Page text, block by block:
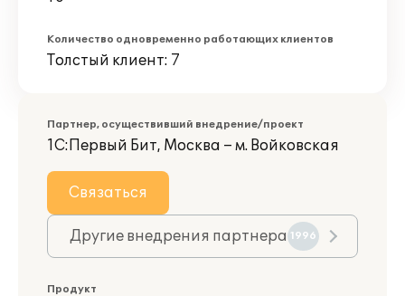
Количество одновременно работающих клиентов
Толстый клиент: 7
Партнер, осуществивший внедрение/проект
1С:Первый Бит, Москва – м. Войковская
Связаться
Другие внедрения партнера 1996
Продукт